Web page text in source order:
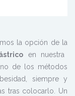
la opción de la
en nuestra
de los métodos
siempre y
tras colocarlo. Un